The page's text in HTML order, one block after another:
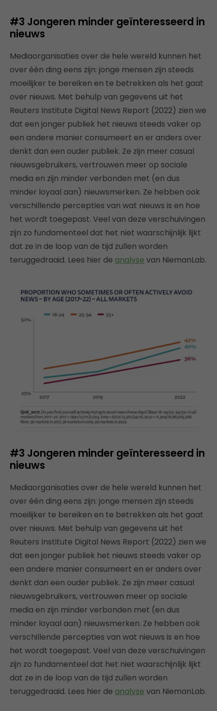
#3 Jongeren minder geïnteresseerd in
nieuws
Mediaorganisaties over de hele wereld kunnen het
over één ding eens zijn: jonge mensen zijn steeds
moeilijker te bereiken en te betrekken als het gaat
over nieuws. Met behulp van gegevens uit het
Reuters Institute Digital News Report (2022) zien we
dat een jonger publiek het nieuws steeds vaker op
een andere manier consumeert en er anders over
denkt dan een ouder publiek. Ze zijn meer casual
nieuwsgebruikers, vertrouwen meer op sociale
media en zijn minder verbonden met (en dus
minder loyaal aan) nieuwsmerken. Ze hebben ook
verschillende percepties van wat nieuws is en hoe
het wordt toegepast. Veel van deze verschuivingen
zijn zo fundamenteel dat het niet waarschijnlijk lijkt
dat ze in de loop van de tijd zullen worden
teruggedraaid. Lees hier de analyse van NiemanLab.
#3 Jongeren minder geïnteresseerd in
nieuws
Mediaorganisaties over de hele wereld kunnen het
over één ding eens zijn: jonge mensen zijn steeds
moeilijker te bereiken en te betrekken als het gaat
over nieuws. Met behulp van gegevens uit het
Reuters Institute Digital News Report (2022) zien we
dat een jonger publiek het nieuws steeds vaker op
een andere manier consumeert en er anders over
denkt dan een ouder publiek. Ze zijn meer casual
nieuwsgebruikers, vertrouwen meer op sociale
media en zijn minder verbonden met (en dus
minder loyaal aan) nieuwsmerken. Ze hebben ook
verschillende percepties van wat nieuws is en hoe
het wordt toegepast. Veel van deze verschuivingen
zijn zo fundamenteel dat het niet waarschijnlijk lijkt
dat ze in de loop van de tijd zullen worden
teruggedraaid. Lees hier de analyse van NiemanLab.